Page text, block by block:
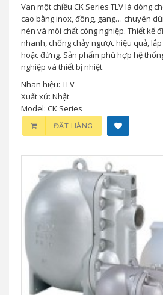
Van một chiều CK Series TLV là dòng
cao bằng inox, đồng, gang… chuyên
nén và môi chất công nghiệp. Thiết kế
nhanh, chống chảy ngược hiệu quả,
hoặc đứng. Sản phẩm phù hợp hệ
nghiệp và thiết bị nhiệt.
Nhãn hiệu: TLV
Xuất xứ: Nhật
Model: CK Series
ĐẶT HÀNG